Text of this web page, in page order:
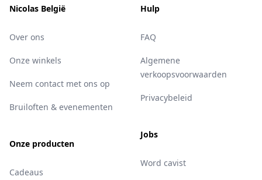
Nicolas België
Over ons
Onze winkels
Neem contact met ons op
Bruiloften & evenementen
Onze producten
Cadeaus
Hulp
FAQ
Algemene
verkoopsvoorwaarden
Privacybeleid
Jobs
Word cavist